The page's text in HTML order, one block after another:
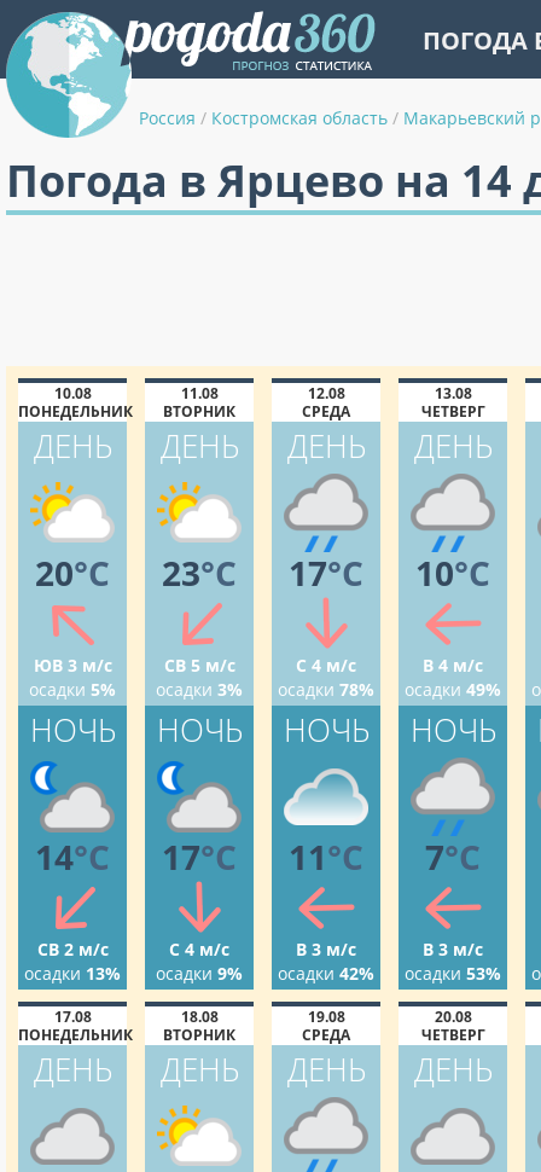
ПОГОДА
Россия / Костромская область / Макарьевский
Погода в Ярцево на 14
10.08
ПОНЕДЕЛЬНИК
ДЕНЬ
20°C
ЮВ 3 м/с
осадки 5%
НОЧЬ
14°C
СВ 2 м/с
осадки 13%
11.08
ВТОРНИК
ДЕНЬ
23°C
СВ 5 м/с
осадки 3%
НОЧЬ
17°C
С 4 м/с
осадки 9%
12.08
СРЕДА
ДЕНЬ
17°C
С 4 м/с
осадки 78%
НОЧЬ
11°C
В 3 м/с
осадки 42%
13.08
ЧЕТВЕРГ
ДЕНЬ
10°C
В 4 м/с
осадки 49%
НОЧЬ
7°C
В 3 м/с
осадки 53%
17.08
ПОНЕДЕЛЬНИК
ДЕНЬ
18.08
ВТОРНИК
ДЕНЬ
19.08
СРЕДА
ДЕНЬ
20.08
ЧЕТВЕРГ
ДЕНЬ